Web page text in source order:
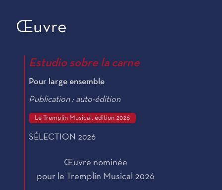
Œuvre
Estudio sobre la carne
Pour large ensemble
Publication : auto-édition
Le Tremplin Musical, édition 2026
SÉLECTION 2026
Œuvre nominée
pour le Tremplin Musical 2026